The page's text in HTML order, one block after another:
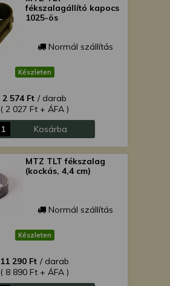
fékszalagállító kapocs
1025-ös
Normál szállítás
Készleten
2 574 Ft / darab
( 2 027 Ft + ÁFA )
Kosárba
MTZ TLT fékszalag
(kockás, 4,4 cm)
Normál szállítás
Készleten
11 290 Ft / darab
( 8 890 Ft + ÁFA )